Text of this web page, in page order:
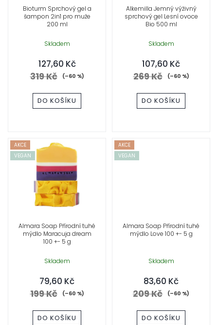
Bioturm Sprchový gel a
šampon 2in1 pro muže
200 ml
Skladem
127,60 Kč
319 Kč (–60 %)
DO KOŠÍKU
Alkemilla Jemný výživný
sprchový gel Lesní ovoce
Bio 500 ml
Skladem
107,60 Kč
269 Kč (–60 %)
DO KOŠÍKU
AKCE
VEGAN
Almara Soap Přírodní tuhé
mýdlo Maracuja dream
100 +- 5 g
Skladem
79,60 Kč
199 Kč (–60 %)
DO KOŠÍKU
AKCE
VEGAN
Almara Soap Přírodní tuhé
mýdlo Love 100 +- 5 g
Skladem
83,60 Kč
209 Kč (–60 %)
DO KOŠÍKU